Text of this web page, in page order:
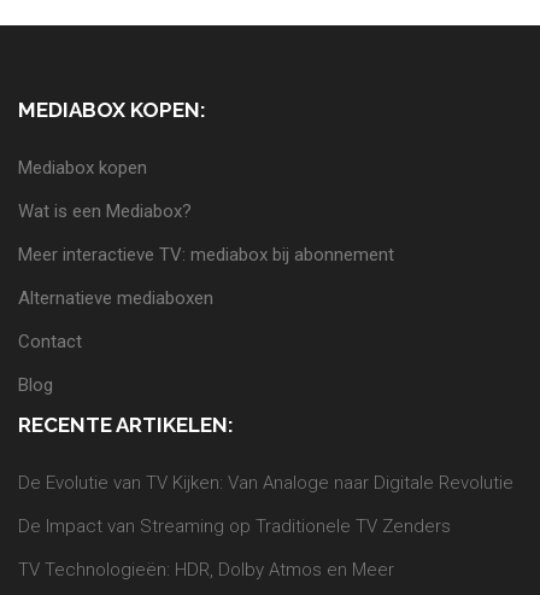
MEDIABOX KOPEN:
Mediabox kopen
Wat is een Mediabox?
Meer interactieve TV: mediabox bij abonnement
Alternatieve mediaboxen
Contact
Blog
RECENTE ARTIKELEN:
De Evolutie van TV Kijken: Van Analoge naar Digitale Revolutie
De Impact van Streaming op Traditionele TV Zenders
TV Technologieën: HDR, Dolby Atmos en Meer